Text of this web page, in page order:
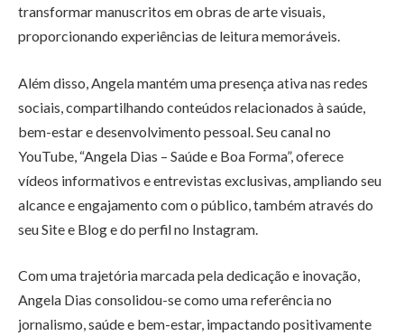
transformar manuscritos em obras de arte visuais,
proporcionando experiências de leitura memoráveis.
Além disso, Angela mantém uma presença ativa nas redes
sociais, compartilhando conteúdos relacionados à saúde,
bem-estar e desenvolvimento pessoal. Seu canal no
YouTube, “Angela Dias – Saúde e Boa Forma”, oferece
vídeos informativos e entrevistas exclusivas, ampliando seu
alcance e engajamento com o público, também através do
seu Site e Blog e do perfil no Instagram.
Com uma trajetória marcada pela dedicação e inovação,
Angela Dias consolidou-se como uma referência no
jornalismo, saúde e bem-estar, impactando positivamente